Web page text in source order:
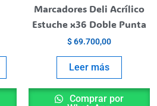
Marcadores Deli Acrílico
Estuche x36 Doble Punta
$69.700,00
Leer más
Comprar por